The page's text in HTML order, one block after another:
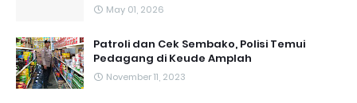
May 01, 2026
Patroli dan Cek Sembako, Polisi Temui
Pedagang di Keude Amplah
November 11, 2023